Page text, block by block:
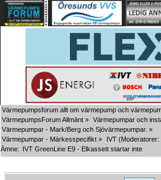
Värmepumpsforum allt om värmepump och
VärmepumpsForum Allmänt » Värmepumpar och
Värmepumpar - Mark/Berg och Sjövärmepumpar. »
Värmepumpar - Märkesspecifikt » IVT (Moderatorer:
Ämne: IVT GreenLine E9 - Elkassett startar inte